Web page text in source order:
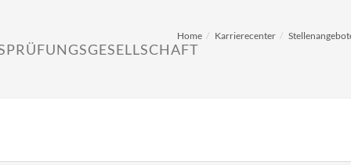
Home Karrierecenter